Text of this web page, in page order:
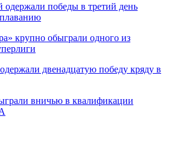
победы в третий день
крупно обыграли одного из
двенадцатую победу кряду в
вничью в квалификации